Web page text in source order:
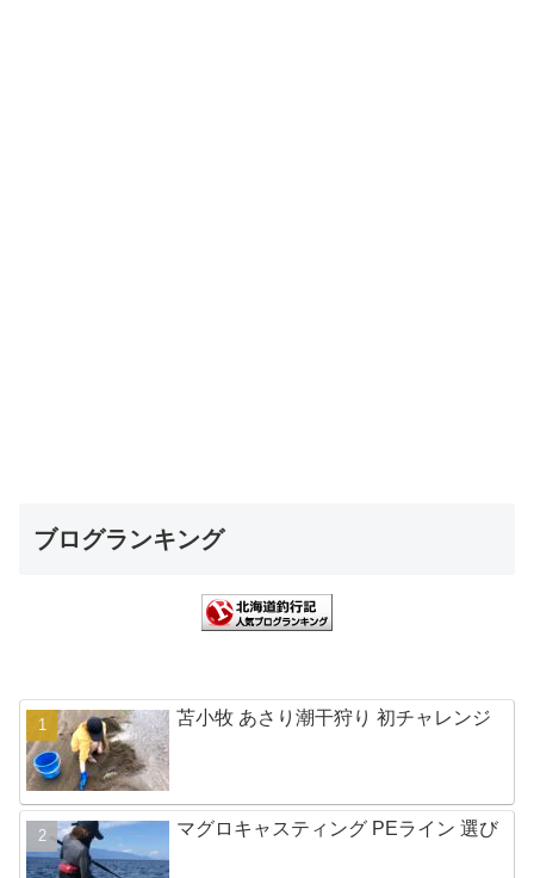
ブログランキング
苫小牧 あさり潮干狩り 初チャレンジ
マグロキャスティング PEライン 選び